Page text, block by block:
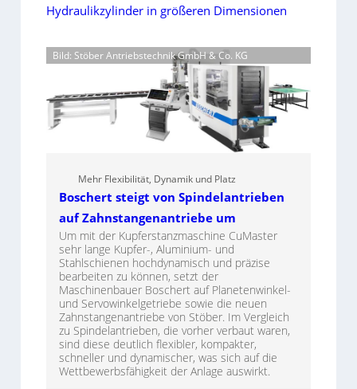
Hydraulikzylinder in größeren Dimensionen
Bild: Stöber Antriebstechnik GmbH & Co. KG
Mehr Flexibilität, Dynamik und Platz
Boschert steigt von Spindelantrieben
auf Zahnstangenantriebe um
Um mit der Kupferstanzmaschine CuMaster
sehr lange Kupfer-, Aluminium- und
Stahlschienen hochdynamisch und präzise
bearbeiten zu können, setzt der
Maschinenbauer Boschert auf Planetenwinkel-
und Servowinkelgetriebe sowie die neuen
Zahnstangenantriebe von Stöber. Im Vergleich
zu Spindelantrieben, die vorher verbaut waren,
sind diese deutlich flexibler, kompakter,
schneller und dynamischer, was sich auf die
Wettbewerbsfähigkeit der Anlage auswirkt.